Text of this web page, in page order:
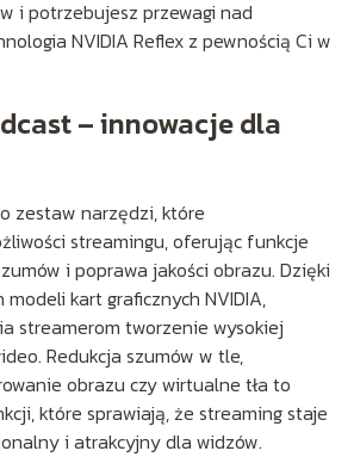
i potrzebujesz przewagi nad
NVIDIA Reflex z pewnością Ci w
– innowacje dla
zestaw narzędzi, które
streamingu, oferując funkcje
i poprawa jakości obrazu. Dzięki
kart graficznych NVIDIA,
streamerom tworzenie wysokiej
Redukcja szumów w tle,
obrazu czy wirtualne tła to
które sprawiają, że streaming staje
i atrakcyjny dla widzów.